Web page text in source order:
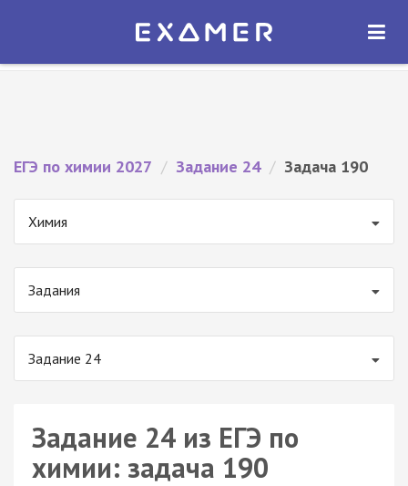
Экзамер — ЕГЭ 2027
ОТКРЫТЬ
ЕГЭ по химии 2027 / Задание 24 / Задача 190
Химия
Задания
Задание 24
Задание 24 из ЕГЭ по
химии: задача 190